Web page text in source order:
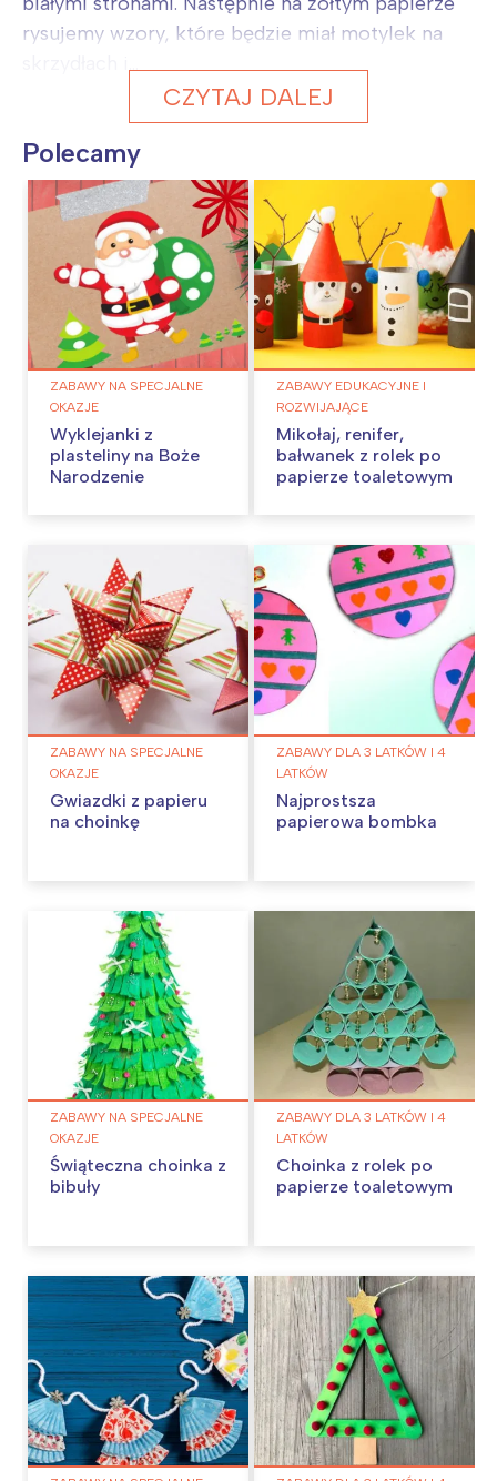
rysujemy wzory, które będzie miał motylek na
CZYTAJ DALEJ
Polecamy
ZABAWY NA SPECJALNE
OKAZJE
Wyklejanki z
plasteliny na Boże
Narodzenie
ZABAWY EDUKACYJNE I
ROZWIJAJĄCE
Mikołaj, renifer,
bałwanek z rolek po
papierze toaletowym
ZABAWY NA SPECJALNE
OKAZJE
Gwiazdki z papieru
na choinkę
ZABAWY DLA 3 LATKÓW I 4
LATKÓW
Najprostsza
papierowa bombka
ZABAWY NA SPECJALNE
OKAZJE
Świąteczna choinka z
bibuły
ZABAWY DLA 3 LATKÓW I 4
LATKÓW
Choinka z rolek po
papierze toaletowym